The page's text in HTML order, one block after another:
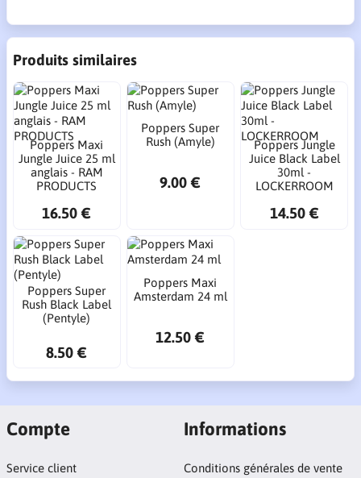
Produits similaires
Poppers Maxi
Jungle Juice 25 ml
anglais - RAM
PRODUCTS
16.50 €
Poppers Super
Rush (Amyle)
9.00 €
Poppers Jungle
Juice Black Label
30ml -
LOCKERROOM
14.50 €
Poppers Super
Rush Black Label
(Pentyle)
8.50 €
Poppers Maxi
Amsterdam 24 ml
12.50 €
Compte
Service client
Informations
Conditions générales de vente